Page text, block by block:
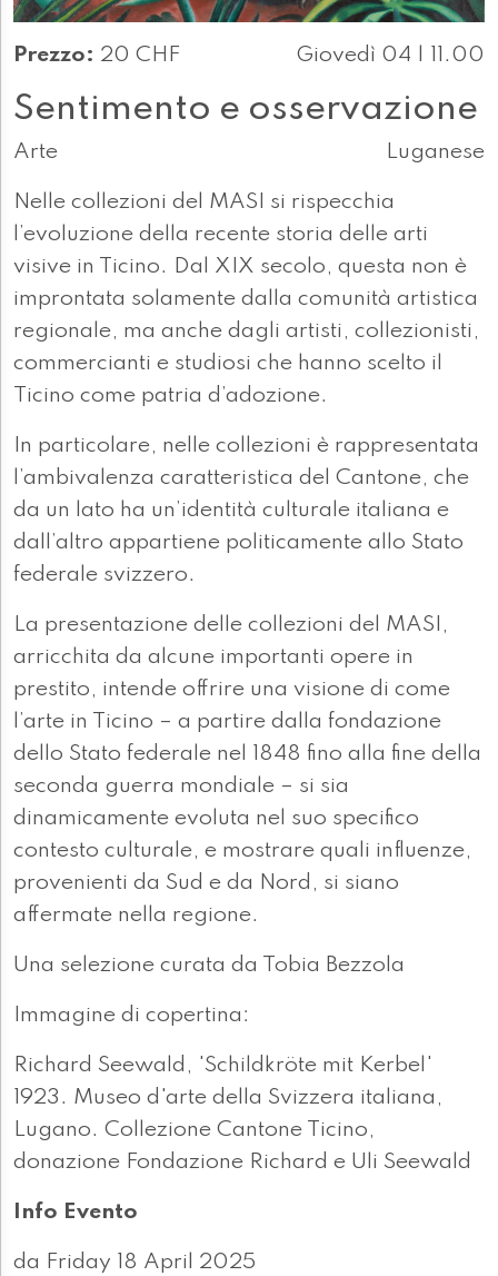
Prezzo: 20 CHF Giovedì 04 | 11.00
Sentimento e osservazione
Arte Luganese
Nelle collezioni del MASI si rispecchia
l’evoluzione della recente storia delle arti
visive in Ticino. Dal XIX secolo, questa non è
improntata solamente dalla comunità artistica
regionale, ma anche dagli artisti, collezionisti,
commercianti e studiosi che hanno scelto il
Ticino come patria d’adozione.
In particolare, nelle collezioni è rappresentata
l’ambivalenza caratteristica del Cantone, che
da un lato ha un’identità culturale italiana e
dall’altro appartiene politicamente allo Stato
federale svizzero.
La presentazione delle collezioni del MASI,
arricchita da alcune importanti opere in
prestito, intende offrire una visione di come
l’arte in Ticino – a partire dalla fondazione
dello Stato federale nel 1848 fino alla fine della
seconda guerra mondiale – si sia
dinamicamente evoluta nel suo specifico
contesto culturale, e mostrare quali influenze,
provenienti da Sud e da Nord, si siano
affermate nella regione.
Una selezione curata da Tobia Bezzola
Immagine di copertina:
Richard Seewald, 'Schildkröte mit Kerbel'
1923. Museo d'arte della Svizzera italiana,
Lugano. Collezione Cantone Ticino,
donazione Fondazione Richard e Uli Seewald
Info Evento
da Friday 18 April 2025